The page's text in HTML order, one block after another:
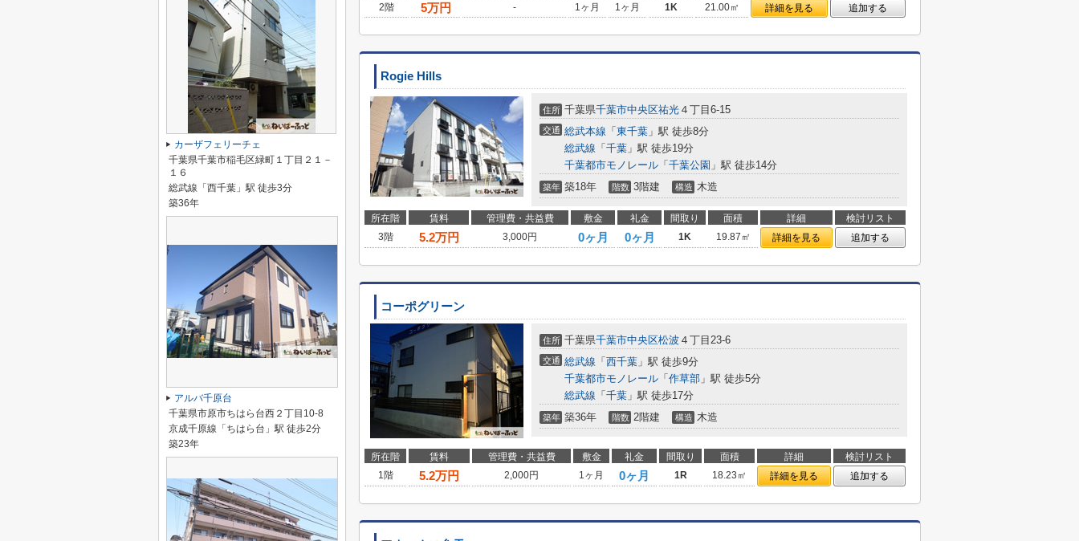
2階
5万円 - 1ヶ月 1ヶ月 1K 21.00㎡ 詳細を見る 追加する
Rogie Hills
住所 千葉県千葉市中央区祐光 ４丁目6-15
交通 総武本線 「 東千葉 」駅 徒歩8分
総武線 「 千葉 」駅 徒歩19分
千葉都市モノレール 「 千葉公園 」駅 徒歩14分
築年 築18年 階数 3階建 構造 木造
所在階 賃料 管理費・共益費 敷金 礼金 間取り 面積 詳細
検討リスト
3階
5.2万円 3,000円 0ヶ月 0ヶ月 1K 19.87㎡ 詳細を見る 追加する
コーポグリーン
住所 千葉県千葉市中央区松波 ４丁目23-6
交通 総武線 「 西千葉 」駅 徒歩9分
千葉都市モノレール 「 作草部 」駅 徒歩5分
総武線 「 千葉 」駅 徒歩17分
築年 築36年 階数 2階建 構造 木造
所在階 賃料 管理費・共益費 敷金 礼金 間取り 面積 詳細
検討リスト
1階
5.2万円 2,000円 1ヶ月 0ヶ月 1R 18.23㎡ 詳細を見る 追加する
カーザフェリーチェ
千葉県千葉市稲毛区緑町１丁目２１－
１６
総武線「西千葉」駅 徒歩3分
築36年
アルバ千原台
千葉県市原市ちはら台西２丁目10-8
京成千原線「ちはら台」駅 徒歩2分
築23年